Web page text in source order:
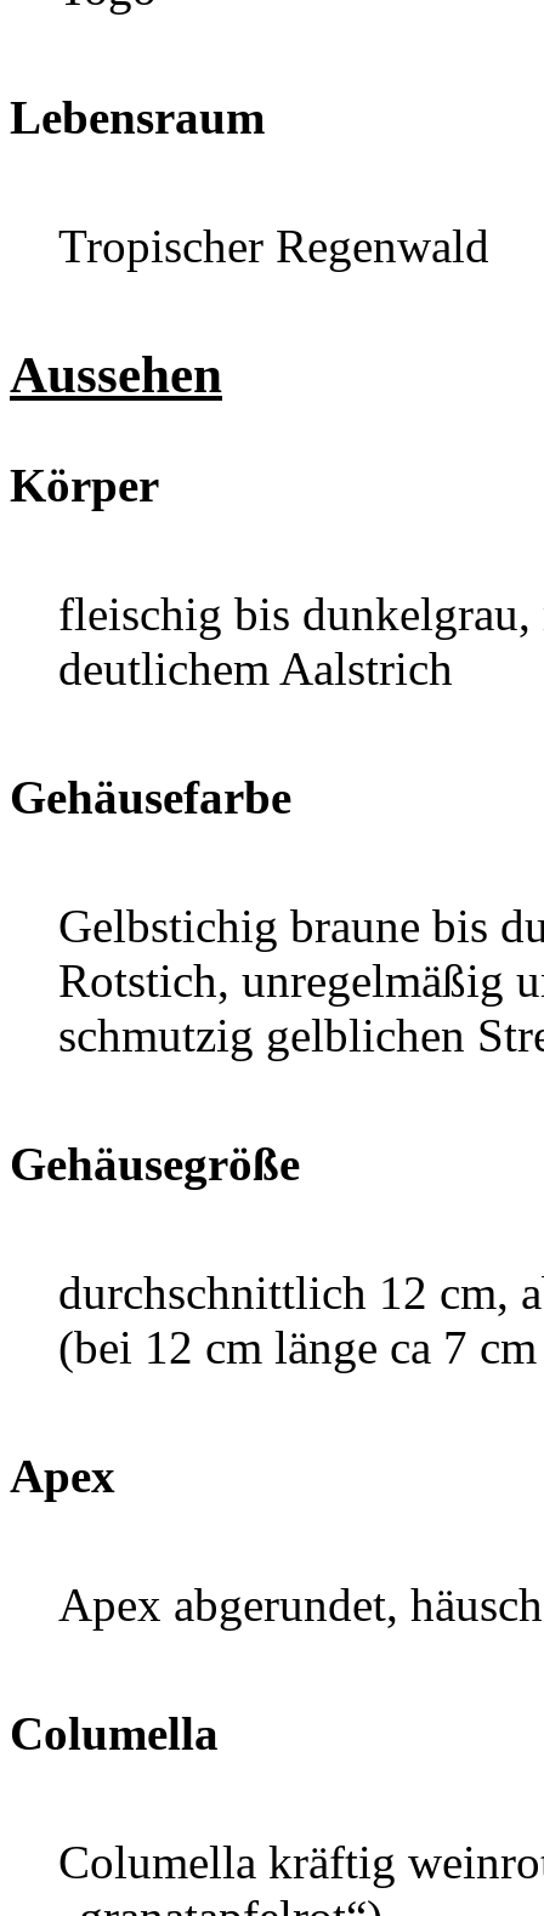
Lebensraum
Tropischer Regenwald
Aussehen
Körper
fleischig bis
deutlichem Aalstrich
Gehäusefarbe
Gelbstichig braune bis
Rotstich, unregelmäßig
schmutzig gelblichen
Gehäusegröße
durchschnittlich 12 cm,
(bei 12 cm länge ca 7
Apex
Apex abgerundet,
Columella
Columella kräftig